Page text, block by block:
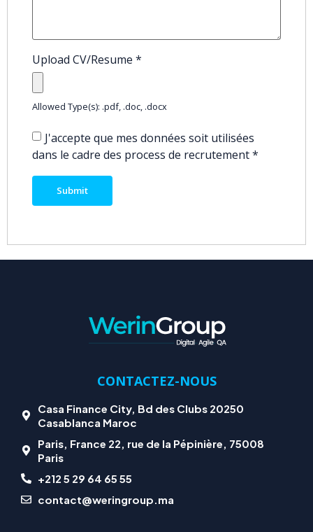
Upload CV/Resume *
Allowed Type(s): .pdf, .doc, .docx
J'accepte que mes données soit utilisées
dans le cadre des process de recrutement*
CONTACTEZ-NOUS
Casa Finance City, Bd des Clubs 20250
Casablanca Maroc
Paris, France 22, rue de la Pépinière, 75008
Paris
+212 5 29 64 65 55
contact@weringroup.ma